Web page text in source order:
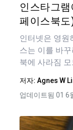
인스타그
페이스북
인터넷은 영원
스는 이를 바
북에 사라짐
저자: Agnes W
업데이트됨 01 6